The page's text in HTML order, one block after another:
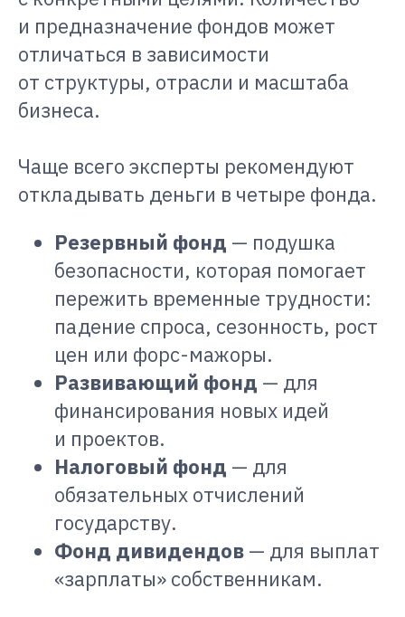
и предназначение фондов может
отличаться в зависимости
от структуры, отрасли и масштаба
бизнеса.
Чаще всего эксперты рекомендуют
откладывать деньги в четыре фонда.
Резервный фонд — подушка
безопасности, которая помогает
пережить временные трудности:
падение спроса, сезонность, рост
цен или форс-мажоры.
Развивающий фонд — для
финансирования новых идей
и проектов.
Налоговый фонд — для
обязательных отчислений
государству.
Фонд дивидендов — для выплат
«зарплаты» собственникам.